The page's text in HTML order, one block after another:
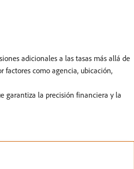
adicionales a las tasas más allá de
factores como agencia, ubicación,
garantiza la precisión financiera y la